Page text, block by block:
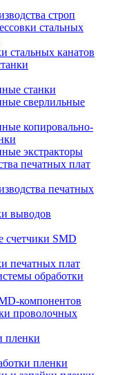
строп
стальных
стальных канатов
станки
сверлильные
копировально-
экстракторы
печатных плат
печатных
выводов
счетчики SMD
печатных плат
обработки
компонентов
проволочных
пленки
пленки